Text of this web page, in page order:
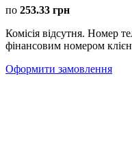
по 253.33 грн
Комісія відсутня. Номер
фінансовим номером
Оформити замовлення